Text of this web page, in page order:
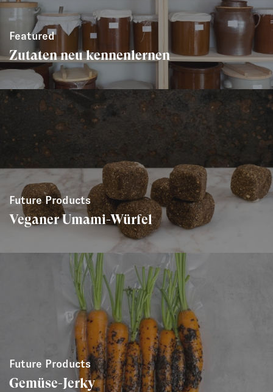
Featured
Zutaten neu kennenlernen
Future Products
Veganer Umami-Würfel
Future Products
Gemüse-Jerky